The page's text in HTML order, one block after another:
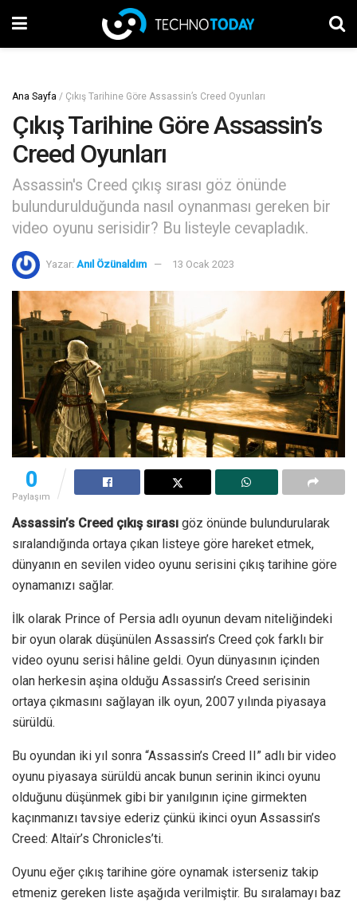
Ana Sayfa / Çıkış Tarihine Göre Assassin’s Creed Oyunları
Çıkış Tarihine Göre Assassin’s
Creed Oyunları
Assassin's Creed çıkış sırası göz önünde
bulundurulduğunda nasıl oynanması gereken bir
video oyunu serisidir? Bu listeyle cevapladık.
Yazar: Anıl Özünaldım 13 Ocak 2023
0
Paylaşım
Assassin’s Creed çıkış sırası göz önünde bulundurularak
sıralandığında ortaya çıkan listeye göre hareket etmek,
dünyanın en sevilen video oyunu serisini çıkış tarihine göre
oynamanızı sağlar.
İlk olarak Prince of Persia adlı oyunun devam niteliğindeki
bir oyun olarak düşünülen Assassin’s Creed çok farklı bir
video oyunu serisi hâline geldi. Oyun dünyasının içinden
olan herkesin aşina olduğu Assassin’s Creed serisinin
ortaya çıkmasını sağlayan ilk oyun, 2007 yılında piyasaya
sürüldü.
Bu oyundan iki yıl sonra “Assassin’s Creed II” adlı bir video
oyunu piyasaya sürüldü ancak bunun serinin ikinci oyunu
olduğunu düşünmek gibi bir yanılgının içine girmekten
kaçınmanızı tavsiye ederiz çünkü ikinci oyun Assassin’s
Creed: Altaïr’s Chronicles’ti.
Oyunu eğer çıkış tarihine göre oynamak isterseniz takip
etmeniz gereken liste aşağıda verilmiştir. Bu sıralamayı baz